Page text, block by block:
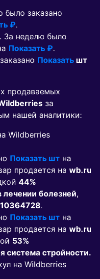
было заказано
₽.
. За неделю было
Показать ₽.
Показать шт
продаваемых
за
нашей аналитики:
Wildberries
Показать шт на
продается на wb.ru
44%
лечении болезней,
.
Показать шт на
продается на wb.ru
53%
система стройности.
на Wildberries